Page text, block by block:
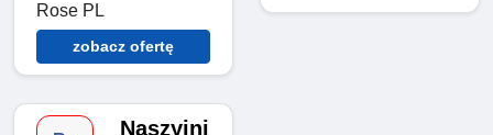
Rose PL
zobacz ofertę
Naszyjni